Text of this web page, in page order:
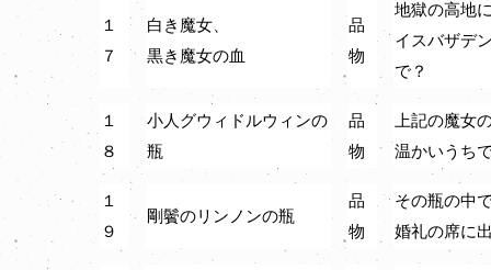
１
７
白き魔女、
黒き魔女の血
品
物
地獄の高地
イスバザデ
で？
１
８
小人グウィドルウィンの
瓶
品
物
上記の魔女
温かいうち
１
９
剛鬢のリンノンの瓶
品
物
その瓶の中
婚礼の席に